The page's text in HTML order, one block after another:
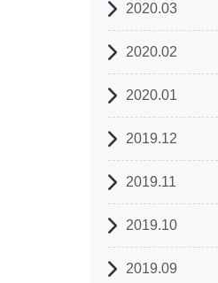
2020.03
2020.02
2020.01
2019.12
2019.11
2019.10
2019.09